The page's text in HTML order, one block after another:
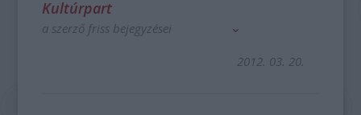
Kultúrpart
a szerző friss bejegyzései
2012. 03. 20.